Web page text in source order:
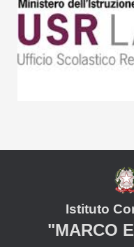
Istituto
"MARCO